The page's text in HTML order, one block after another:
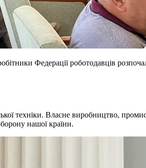
Федерації роботодавців
техніки. Власне виробництво,
нашої країни.